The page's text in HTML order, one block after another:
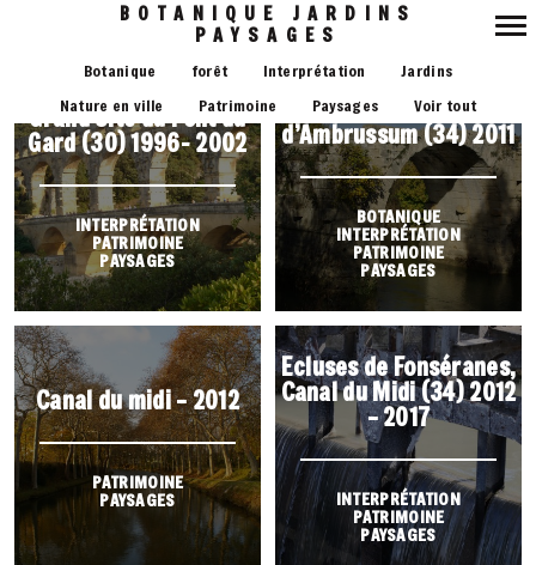
Navigation
principale
BOTANIQUE JARDINS
PAYSAGES
Grand Site du Pont du
Gard (30) 1996- 2002
INTERPRÉTATION
PATRIMOINE
PAYSAGES
Site archéologique
d’Ambrussum (34) 2011
BOTANIQUE
INTERPRÉTATION
PATRIMOINE
PAYSAGES
Canal du midi – 2012
PATRIMOINE
PAYSAGES
Ecluses de Fonséranes,
Canal du Midi (34) 2012
– 2017
INTERPRÉTATION
PATRIMOINE
PAYSAGES
Botanique forêt Interprétation
Jardins
Nature en ville
Patrimoine Paysages Voir tout